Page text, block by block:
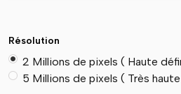
Résolution
2 Millions de pixels ( Haute
5 Millions de pixels ( Très